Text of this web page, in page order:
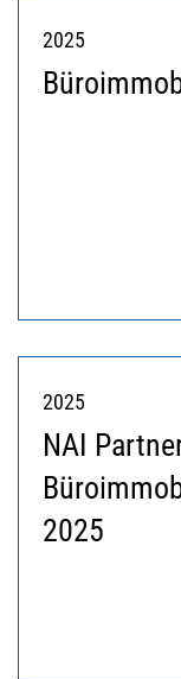
2025
2025
NAI
2025